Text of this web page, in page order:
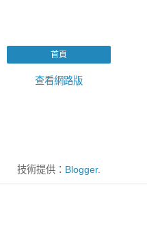
首頁
查看網路版
技術提供： Blogger.